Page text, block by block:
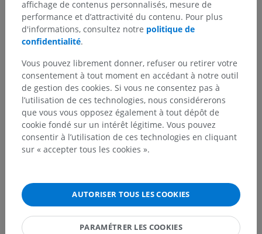
Hiérarchie anatomique
Anatomie humaine 1
Anatomie systémique > Système nerveux>
Système nerveux central> Encéphale>
Prosencéphale> Diencéphale> Thalamus>
Substance blanche du thalamus
Structures sous-jacentes :Il n'y a aucune structure
sous-jacente
affichage de contenus personnalisés, mesure de
performance et d’attractivité du contenu. Pour plus
d'informations, consultez notre politique de
confidentialité.
Vous pouvez librement donner, refuser ou retirer votre
consentement à tout moment en accédant à notre outil
de gestion des cookies. Si vous ne consentez pas à
l’utilisation de ces technologies, nous considérerons
que vous vous opposez également à tout dépôt de
cookie fondé sur un intérêt légitime. Vous pouvez
consentir à l’utilisation de ces technologies en cliquant
sur « accepter tous les cookies ».
AUTORISER TOUS LES COOKIES
PARAMÉTRER LES COOKIES